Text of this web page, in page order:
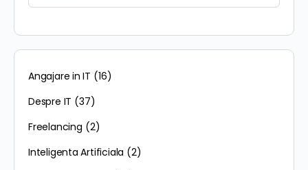
Angajare in IT (16)
Despre IT (37)
Freelancing (2)
Inteligenta Artificiala (2)